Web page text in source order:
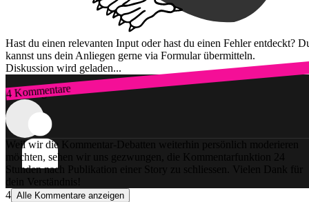
Hast du einen relevanten Input oder hast du einen Fehler entdeckt?
kannst uns dein Anliegen gerne via Formular übermitteln.
Diskussion wird geladen...
4 Kommentare
Zum Login
Weil wir die Kommentar-Debatten weiterhin persönlich moderieren
möchten, sehen wir uns gezwungen, die Kommentarfunktion 24
Stunden nach Publikation einer Story zu schliessen. Vielen Dank für
dein Verständnis!
4 Alle Kommentare anzeigen